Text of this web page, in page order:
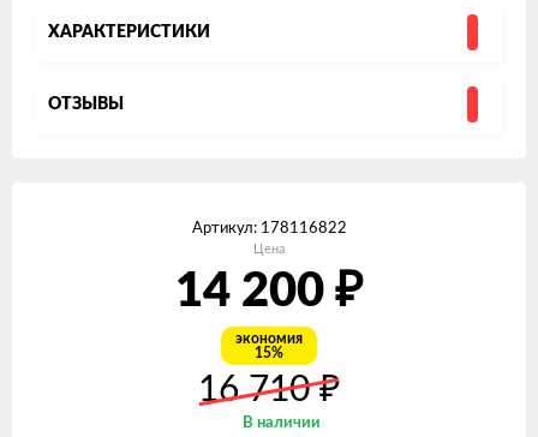
ХАРАКТЕРИСТИКИ
ОТЗЫВЫ
Артикул: 178116822
Цена
14 200 ₽
экономия
15%
16 710₽
В наличии